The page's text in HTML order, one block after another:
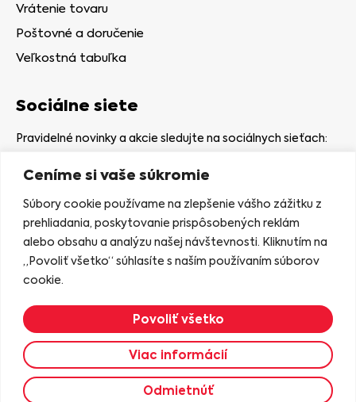
Ceníme si vaše súkromie
Súbory cookie používame na zlepšenie vášho zážitku z
prehliadania, poskytovanie prispôsobených reklám
alebo obsahu a analýzu našej návštevnosti. Kliknutím na
„Povoliť všetko“ súhlasíte s naším používaním súborov
cookie.
Viac informácií
Odmietnúť
Povoliť všetko
Vrátenie tovaru
Poštovné a doručenie
Veľkostná tabuľka
Sociálne siete
Pravidelné novinky a akcie sledujte na sociálnych sieťach:
Kamenná predajňa
Nám. gen. Štefaníka 7
06401 Stará Ľubovňa
Zobraziť na mape
2023 © KASIANA